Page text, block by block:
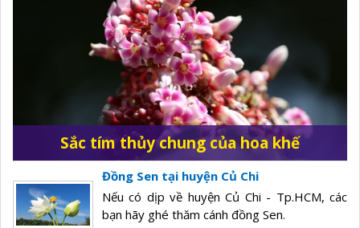
Sắc tím thủy chung của hoa khế
Đồng Sen tại huyện Củ Chi
Nếu có dịp về huyện Củ Chi - Tp.HCM, các
bạn hãy ghé thăm cánh đồng Sen.